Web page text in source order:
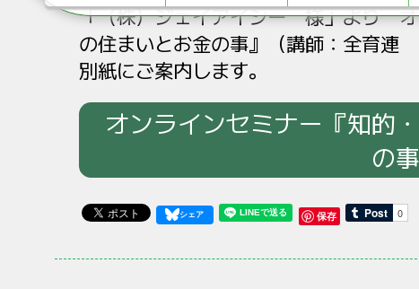
「（株）ジェイアイシー 様」より オ
の住まいとお金の事』（講師：全育連
別紙にご案内します。
オンラインセミナー『知的
の
保存